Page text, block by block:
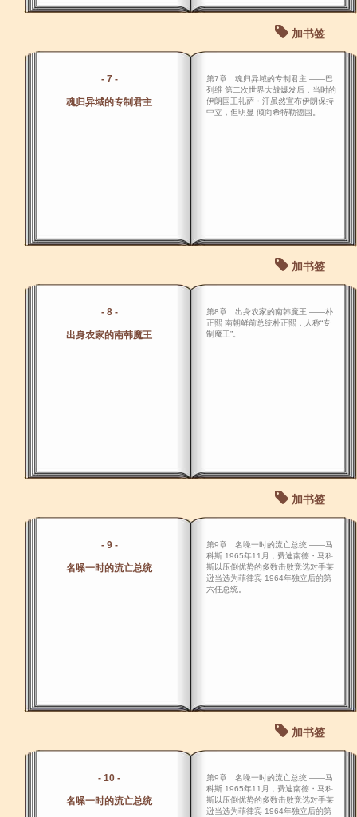
加书签
- 7 -
魂归异域的专制君主
第7章 魂归异域的专制君主 ――巴
列维 第二次世界大战爆发后，当时的
伊朗国王礼萨・汗虽然宣布伊朗保持
中立，但明显 倾向希特勒德国。
加书签
- 8 -
出身农家的南韩魔王
第8章 出身农家的南韩魔王 ――朴
正熙 南朝鲜前总统朴正熙，人称“专
制魔王”。
加书签
- 9 -
名噪一时的流亡总统
第9章 名噪一时的流亡总统 ――马
科斯 1965年11月，费迪南德・马科
斯以压倒优势的多数击败竞选对手莱
逊当选为菲律宾 1964年独立后的第
六任总统。
加书签
- 10 -
名噪一时的流亡总统
第9章 名噪一时的流亡总统 ――马
科斯 1965年11月，费迪南德・马科
斯以压倒优势的多数击败竞选对手莱
逊当选为菲律宾 1964年独立后的第